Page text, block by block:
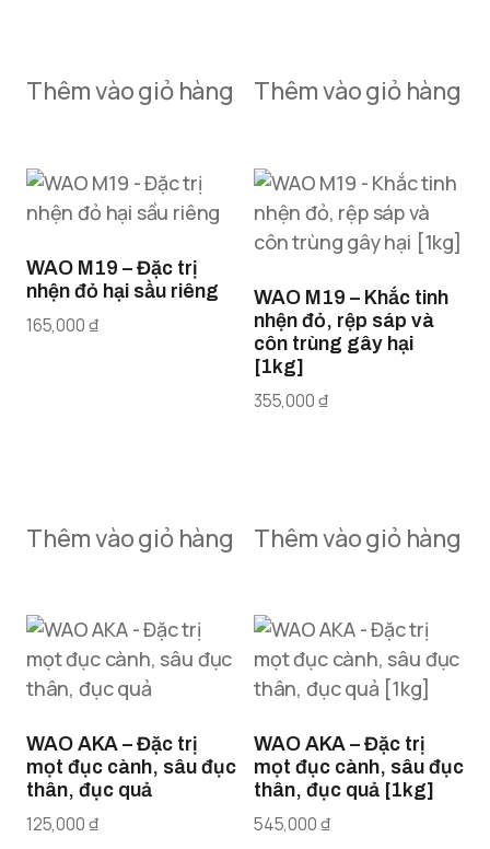
Thêm vào giỏ hàng Thêm vào giỏ hàng
WAO M19 – Đặc trị
nhện đỏ hại sầu riêng
165,000₫
Thêm vào giỏ hàng
WAO M19 – Khắc tinh
nhện đỏ, rệp sáp và
côn trùng gây hại
[1kg]
355,000₫
Thêm vào giỏ hàng
WAO AKA – Đặc trị
mọt đục cành, sâu đục
thân, đục quả
125,000₫
WAO AKA – Đặc trị
mọt đục cành, sâu đục
thân, đục quả [1kg]
545,000₫